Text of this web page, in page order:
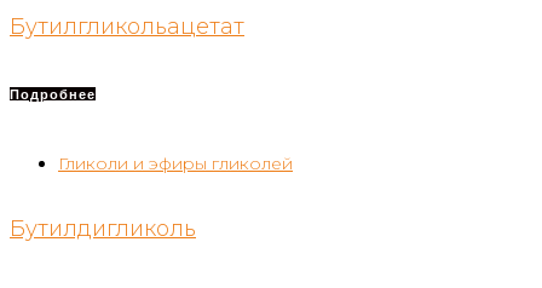
Бутилгликольацетат
Подробнее
Гликоли и эфиры гликолей
Бутилдигликоль